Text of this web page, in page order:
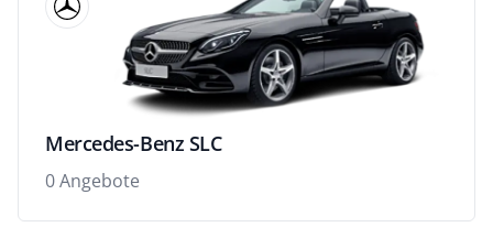
Mercedes-Benz SLC
0 Angebote